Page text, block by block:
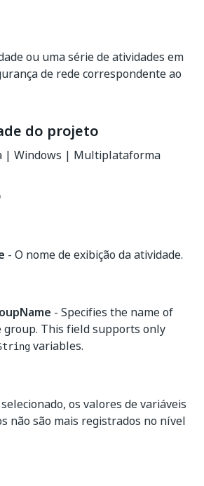
ou uma série de atividades em
de rede correspondente ao
do projeto
| Windows | Multiplataforma
- O nome de exibição da atividade.
- Specifies the name of
group. This field supports only
variables.
selecionado, os valores de variáveis
não são mais registrados no nível